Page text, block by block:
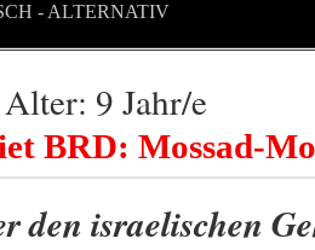
- ALTERNATIV
9 Jahr/e
BRD: Mossad-
den israelischen